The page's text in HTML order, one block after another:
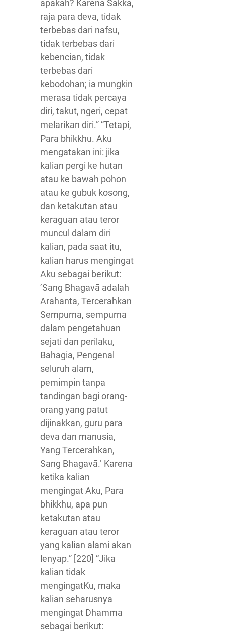
apakah? Karena Sakka,
raja para deva, tidak
terbebas dari nafsu,
tidak terbebas dari
kebencian, tidak
terbebas dari
kebodohan; ia mungkin
merasa tidak percaya
diri, takut, ngeri, cepat
melarikan diri.” “Tetapi,
Para bhikkhu. Aku
mengatakan ini: jika
kalian pergi ke hutan
atau ke bawah pohon
atau ke gubuk kosong,
dan ketakutan atau
keraguan atau teror
muncul dalam diri
kalian, pada saat itu,
kalian harus mengingat
Aku sebagai berikut:
’Sang Bhagavā adalah
Arahanta, Tercerahkan
Sempurna, sempurna
dalam pengetahuan
sejati dan perilaku,
Bahagia, Pengenal
seluruh alam,
pemimpin tanpa
tandingan bagi orang-
orang yang patut
dijinakkan, guru para
deva dan manusia,
Yang Tercerahkan,
Sang Bhagavā.’ Karena
ketika kalian
mengingat Aku, Para
bhikkhu, apa pun
ketakutan atau
keraguan atau teror
yang kalian alami akan
lenyap.” [220] “Jika
kalian tidak
mengingatKu, maka
kalian seharusnya
mengingat Dhamma
sebagai berikut: